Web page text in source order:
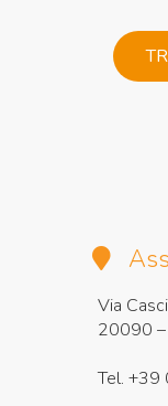
Via
20090 –
Tel.